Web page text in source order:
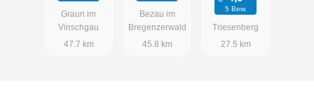
Graun im
Vinschgau
47.7 km
Bezau im
Bregenzerwald
45.8 km
5 Bew.
Triesenberg
27.5 km